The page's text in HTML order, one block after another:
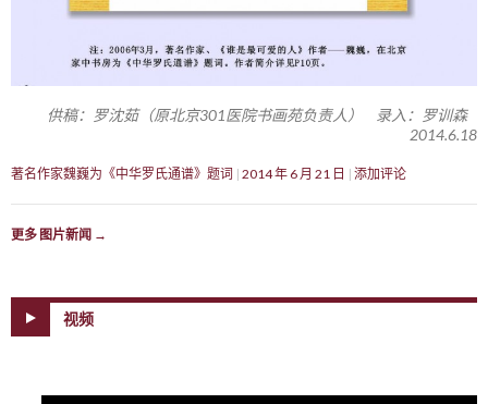
供稿：罗沈茹（原北京301医院书画苑负责人） 录入：罗训森
2014.6.18
著名作家魏巍为《中华罗氏通谱》题词 2014 年 6 月 21 日 添加评论
更多 图片新闻 →
视频